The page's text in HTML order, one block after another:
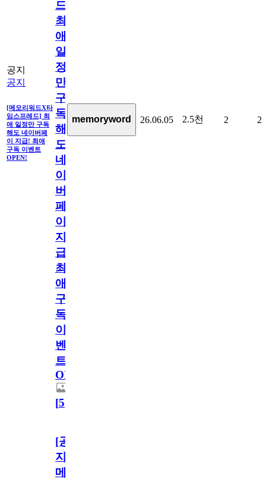
공지
공지
[메모리워드X타
임스프레드] 최
애 일정만 구독
해도 네이버페
이 지급! 최애
구독 이벤트
OPEN!
드]
최
애
일
정
만
구
독
해
도
네
이
버
페
이
지
급!
최
애
구
독
이
벤
트
OPEN!
[5]
memoryword 26.06.05 2.5천 2 2
[공
지]
메